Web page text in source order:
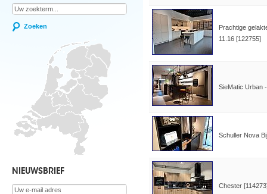
Zoeken
NIEUWSBRIEF
Prachtige
11.16 [122755]
SieMatic Urban
Schuller Nova
Chester